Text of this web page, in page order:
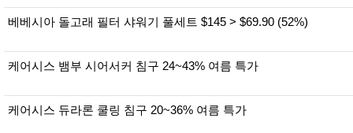
건강보
조제품
건강식
품
성용품
뷰 스킨케
베베시아 돌고래 필터 샤워기 풀세트 $145 > $69.90 (52%)
케어시스 뱀부 시어서커 침구 24~43% 여름 특가
케어시스 듀라론 쿨링 침구 20~36% 여름 특가